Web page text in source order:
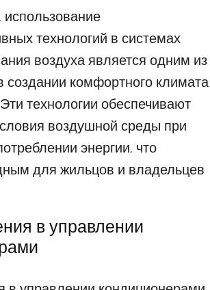
технологий в системах
воздуха является одним из
создании комфортного климата
технологии обеспечивают
воздушной среды при
энергии, что
для жильцов и владельцев
в управлении